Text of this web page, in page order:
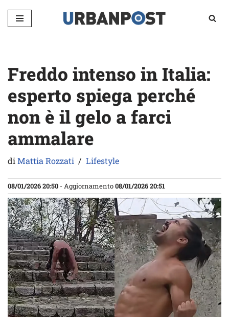
Vai
Freddo intenso in Italia:
esperto spiega perché
non è il gelo a farci
ammalare
diMattia Rozzati Lifestyle
08/01/2026 20:50 - Aggiornamento08/01/2026 20:51